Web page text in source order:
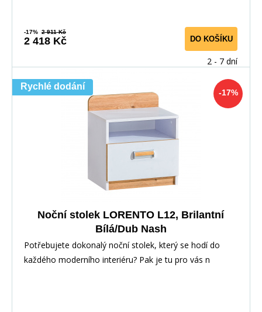
-17% 2 911 Kč
2 418 Kč DO KOŠÍKU
2 - 7 dní
-17%
Rychlé dodání
Noční stolek LORENTO L12, Brilantní
Bílá/Dub Nash
Potřebujete dokonalý noční stolek, který se hodí do
každého moderního interiéru? Pak je tu pro vás n